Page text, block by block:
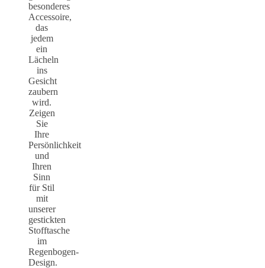
besonderes
Accessoire,
das
jedem
ein
Lächeln
ins
Gesicht
zaubern
wird.
Zeigen
Sie
Ihre
Persönlichkeit
und
Ihren
Sinn
für Stil
mit
unserer
gestickten
Stofftasche
im
Regenbogen-
Design.